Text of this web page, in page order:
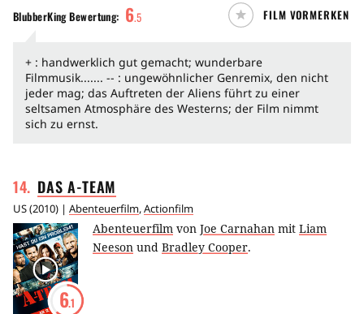
BlubberKingBewertung: 6.5 FILM VORMERKEN
+ : handwerklich gut gemacht; wunderbare
Filmmusik....... -- : ungewöhnlicher Genremix, den nicht
jeder mag; das Auftreten der Aliens führt zu einer
seltsamen Atmosphäre des Westerns; der Film nimmt
sich zu ernst.
14. DAS A-TEAM
US(2010) | Abenteuerfilm,Actionfilm
6.1
Abenteuerfilm von Joe Carnahan mit Liam
Neeson und Bradley Cooper.